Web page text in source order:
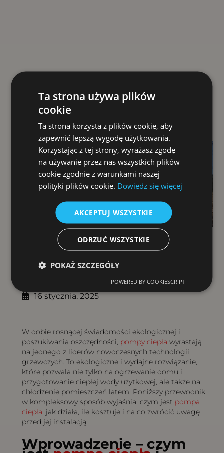
Spis treści
16 stycznia, 2025
W dobie rosnącej świadomości ekologicznej i
poszukiwania oszczędności, pompy ciepła wyrastają
na jednego z liderów nowoczesnych technologii
grzewczych. To ekologiczne i wydajne rozwiązanie,
które pozwala nie tylko na ogrzewanie domu i
przygotowanie ciepłej wody użytkowej, ale także na
chłodzenie pomieszczeń latem. Poniższy przewodnik
w kompleksowy sposób wyjaśnia, czym jest pompa
ciepła, jak działa, ile kosztuje i na co zwrócić uwagę
przed jej instalacją.
Wprowadzenie – czym
Ta strona używa plików
cookie
Ta strona korzysta z plików cookie, aby
zapewnić lepszą wygodę użytkowania.
Korzystając z tej strony, wyrażasz zgodę
na używanie przez nas wszystkich plików
cookie zgodnie z warunkami naszej
polityki plików cookie. Dowiedz się więcej
AKCEPTUJ WSZYSTKIE
ODRZUĆ WSZYSTKIE
POKAŻ SZCZEGÓŁY
POWERED BY COOKIESCRIPT